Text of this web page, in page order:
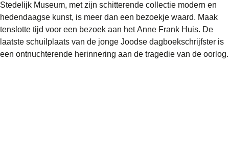
Stedelijk Museum, met zijn schitterende collectie modern en
hedendaagse kunst, is meer dan een bezoekje waard. Maak
tenslotte tijd voor een bezoek aan hetAnne Frank Huis. De
laatste schuilplaats van de jonge Joodse dagboekschrijfster is
een ontnuchterende herinnering aan de tragedie van de oorlog.